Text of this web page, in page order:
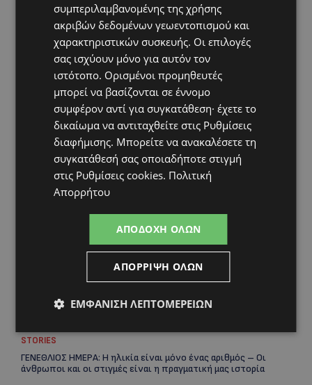
το κίνητρο
UPDATES
ΛΑΤΣΙΑ-ΓΕΡΙ: Στο επίκεντρο η δημιουργία δομών για
ασυνόδευτους ανήλικους – Αντιδρά ο Δήμος,
στηρίζει υπό προϋποθέσεις το Κίνημα Οικολόγων
Topics
STORIES
ΓΕΝΕΘΛΙΟΣ ΗΜΕΡΑ: Η ηλικία είναι μόνο ένας αριθμός – Οι
άνθρωποι και οι στιγμές είναι η πραγματική μας ιστορία
συμπεριλαμβανομένης της χρήσης
ακριβών δεδομένων γεωεντοπισμού και
χαρακτηριστικών συσκευής. Οι επιλογές
σας ισχύουν μόνο για αυτόν τον
ιστότοπο. Ορισμένοι προμηθευτές
μπορεί να βασίζονται σε έννομο
συμφέρον αντί για συγκατάθεση· έχετε το
δικαίωμα να αντιταχθείτε στις Ρυθμίσεις
διαφήμισης. Μπορείτε να ανακαλέσετε τη
συγκατάθεσή σας οποιαδήποτε στιγμή
στις Ρυθμίσεις cookies. Πολιτική
Απορρήτου
ΑΠΟΔΟΧΉ ΌΛΩΝ
ΑΠΌΡΡΙΨΗ ΌΛΩΝ
ΕΜΦΆΝΙΣΗ ΛΕΠΤΟΜΕΡΕΙΏΝ